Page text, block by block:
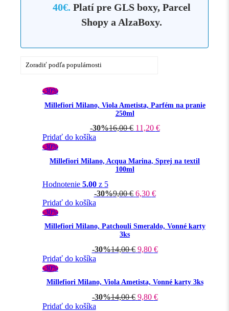
40€. Platí pre GLS boxy, Parcel
Shopy a AlzaBoxy.
-30%
Millefiori Milano, Viola Ametista, Parfém na pranie
250ml
-30%16,00€ 11,20 €
Pridať do košíka
-30%
Millefiori Milano, Acqua Marina, Sprej na textil
100ml
Hodnotenie 5.00z 5
-30%9,00€ 6,30 €
Pridať do košíka
-30%
Millefiori Milano, Patchouli Smeraldo, Vonné karty
3ks
-30%14,00€ 9,80 €
Pridať do košíka
-30%
Millefiori Milano, Viola Ametista, Vonné karty 3ks
-30%14,00€ 9,80 €
Pridať do košíka